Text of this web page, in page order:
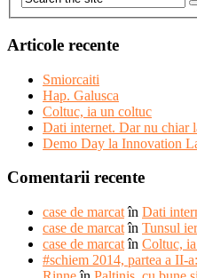
Articole recente
Smiorcaiti
Hap. Galusca
Coltuc, ia un coltuc
Dati internet. Dar nu chiar
Demo Day la Innovation
Comentarii recente
case de marcatîn Dati
case de marcatîn Tunsul
case de marcatîn Coltuc,
#schiem 2014, partea a II-